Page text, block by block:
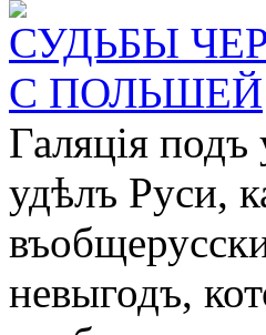
СУДЬБЫ
С ПОЛЬШЕЙ
Галяція подъ
удѣлъ Руси,
невыгодъ,